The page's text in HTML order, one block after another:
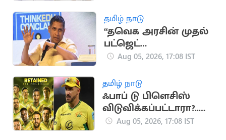
தமிழ் நாடு
“தவெக அரசின் முதல்
பட்ஜெட்
யதார்த்தமானது”..
கருத்து
Aug 05, 2026, 17:08 IST
தமிழ் நாடு
ஃபாப் டு பிளெசிஸ்
விடுவிக்கப்பட்டாரா?..
ஜோபர்க் சூப்பர் கிங்ஸ்
Aug 05, 2026, 17:08 IST